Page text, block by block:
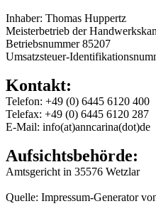
Inhaber: Thomas Huppertz
Meisterbetrieb der
Betriebsnummer 85207
Umsatzsteuer-
Kontakt:
Telefon: +49 (0) 6445 6120 400
Telefax: +49 (0) 6445 6120 287
E-Mail: info(at)anncarina(dot)de
Aufsichtsbehörde:
Amtsgericht in 35576 Wetzlar
Quelle: Impressum-Generator